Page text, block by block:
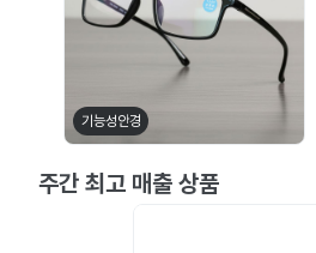
기능성안경
주간 최고 매출 상품
[플럼] P-2996